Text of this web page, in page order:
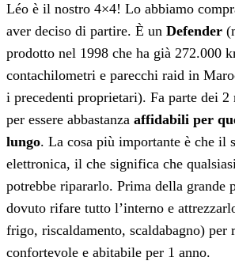
Léo è il nostro 4×4! Lo abbiamo
aver deciso di partire. È un Defender
prodotto nel 1998 che ha già 272.000
contachilometri e parecchi raid in
i precedenti proprietari). Fa parte dei
per essere abbastanza affidabili per
lungo. La cosa più importante è che il
elettronica, il che significa che
potrebbe ripararlo. Prima della grande
dovuto rifare tutto l’interno e
frigo, riscaldamento, scaldabagno) per
confortevole e abitabile per 1 anno.